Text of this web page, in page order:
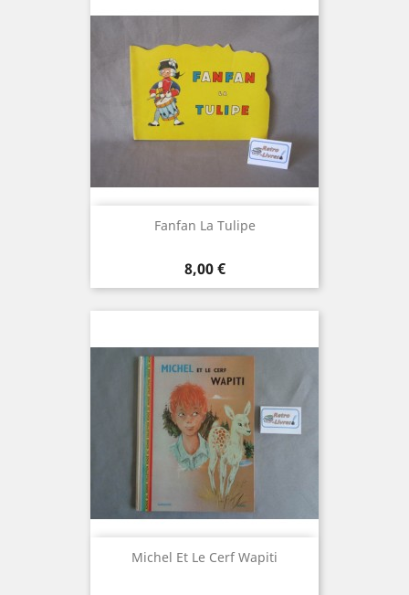
Fanfan La Tulipe
Prix
8,00 €
Michel Et Le Cerf Wapiti